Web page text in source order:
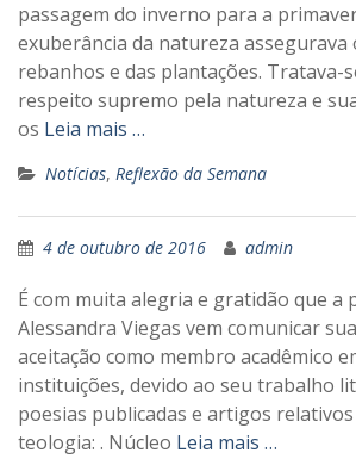
passagem do inverno para a
exuberância da natureza assegurava
rebanhos e das plantações. Tratava-
respeito supremo pela natureza e
os Leia mais …
Notícias, Reflexão da Semana
4 de outubro de 2016 admin
É com muita alegria e gratidão que a
Alessandra Viegas vem comunicar
aceitação como membro acadêmico
instituições, devido ao seu trabalho
poesias publicadas e artigos
teologia: . Núcleo Leia mais …